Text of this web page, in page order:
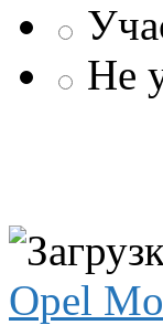
Не
Opel